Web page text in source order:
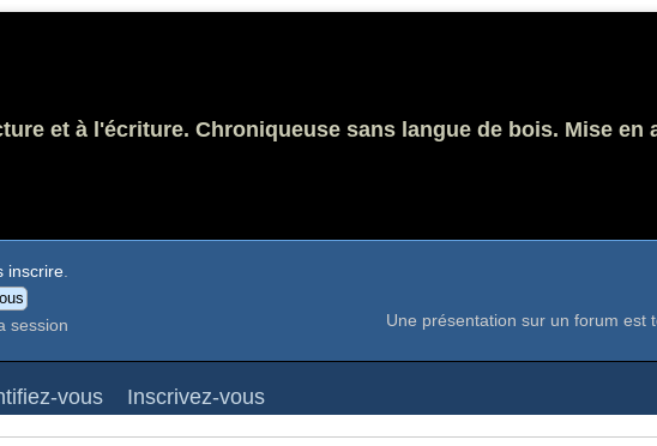
et à l'écriture. Chroniqueuse sans langue de bois. Mise en
inscrire.
session
Une présentation sur un forum est
vous Inscrivez-vous